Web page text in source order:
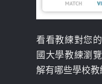
看看教練對您
國大學教練瀏
解有哪些學校